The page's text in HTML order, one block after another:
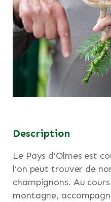
Description
Le Pays d’Olmes est
l’on peut trouver de
champignons. Au
montagne,